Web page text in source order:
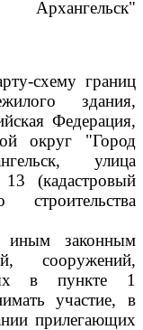
схему границ
здания,
Федерация,
округ "Город
улица
(кадастровый
иным законным
сооружений,
в пункте 1
участие, в
прилегающих